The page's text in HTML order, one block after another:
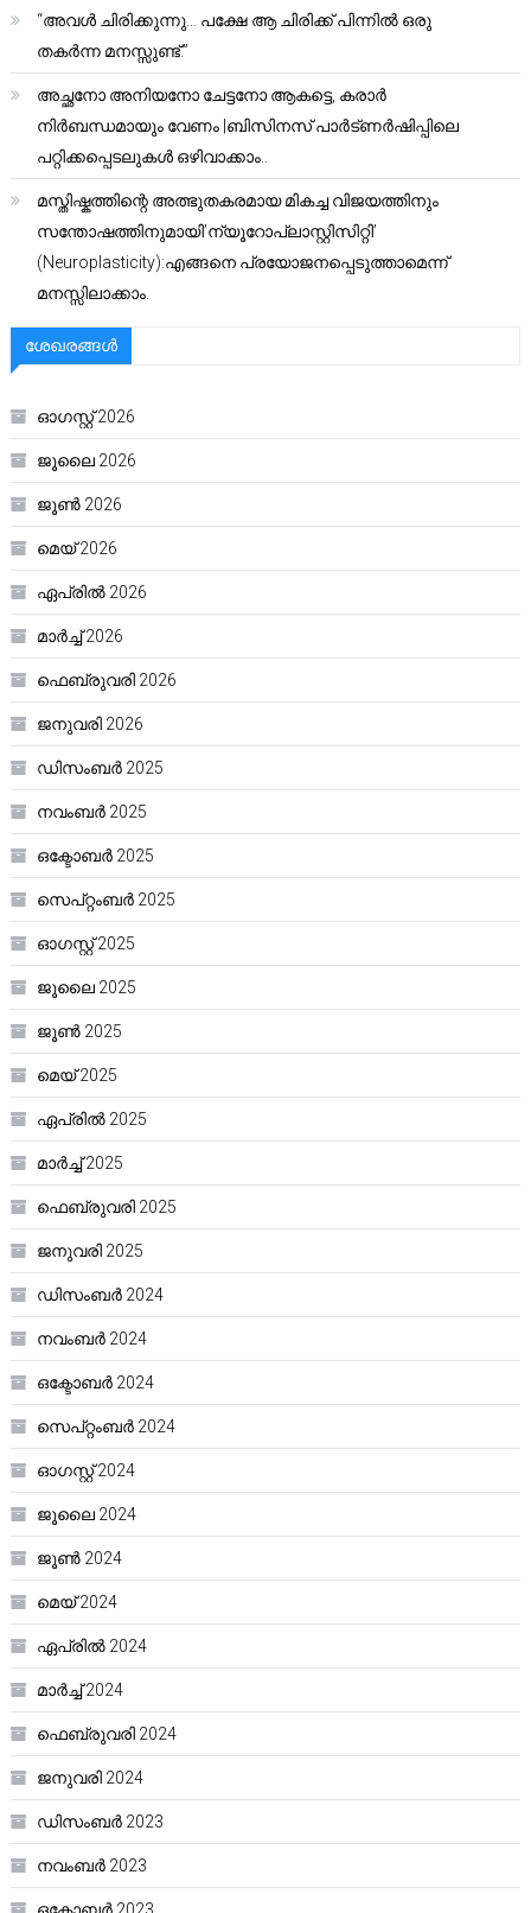
“അവൾ ചിരിക്കുന്നു… പക്ഷേ ആ ചിരിക്ക് പിന്നിൽ ഒരു
തകർന്ന മനസ്സുണ്ട്.”
അച്ഛനോ അനിയനോ ചേട്ടനോ ആകട്ടെ, കരാർ
നിർബന്ധമായും വേണം |ബിസിനസ് പാർട്ണർഷിപ്പിലെ
പറ്റിക്കപ്പെടലുകൾ ഒഴിവാക്കാം..
മസ്തിഷ്കത്തിന്റെ അത്ഭുതകരമായ മികച്ച വിജയത്തിനും
സന്തോഷത്തിനുമായി’ന്യൂറോപ്ലാസ്റ്റിസിറ്റി’
(Neuroplasticity):എങ്ങനെ പ്രയോജനപ്പെടുത്താമെന്ന്
മനസ്സിലാക്കാം.
ശേഖരങ്ങൾ
ഓഗസ്റ്റ്‌ 2026
ജൂലൈ 2026
ജൂൺ 2026
മെയ്‌ 2026
ഏപ്രിൽ 2026
മാർച്ച്‌ 2026
ഫെബ്രുവരി 2026
ജനുവരി 2026
ഡിസംബർ 2025
നവംബർ 2025
ഒക്ടോബർ 2025
സെപ്റ്റംബർ 2025
ഓഗസ്റ്റ്‌ 2025
ജൂലൈ 2025
ജൂൺ 2025
മെയ്‌ 2025
ഏപ്രിൽ 2025
മാർച്ച്‌ 2025
ഫെബ്രുവരി 2025
ജനുവരി 2025
ഡിസംബർ 2024
നവംബർ 2024
ഒക്ടോബർ 2024
സെപ്റ്റംബർ 2024
ഓഗസ്റ്റ്‌ 2024
ജൂലൈ 2024
ജൂൺ 2024
മെയ്‌ 2024
ഏപ്രിൽ 2024
മാർച്ച്‌ 2024
ഫെബ്രുവരി 2024
ജനുവരി 2024
ഡിസംബർ 2023
നവംബർ 2023